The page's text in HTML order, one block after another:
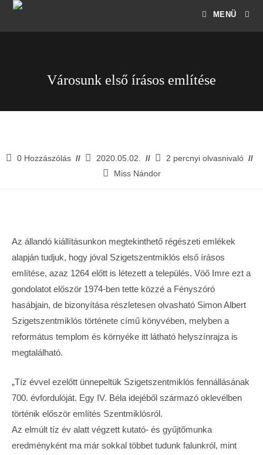
MENÜ
Városunk első írásos említése
0 Hozzászólás 2020.05.02.
2 percnyi olvasnivaló
Miss Nándor
Az állandó kiállításunkon megtekinthető régészeti emlékek
alapján tudjuk, hogy jóval Szigetszentmiklós első írásos
említése, azaz 1264 előtt is létezett a település. Vöő Imre ezt a
gondolatot először 1974-ben tette közzé a Fényszóró
hasábjain, de bizonyítása részletesen olvasható Simon Albert
Szigetszentmiklós története című könyvében, melyben a
református templom és környéke itt látható helyszínrajza is
megtalálható.
„Tíz évvel ezelőtt ünnepeltük Szigetszentmiklós fennállásának
700. évfordulóját. Egy IV. Béla idejéből származó oklevélben
történik először említés Szentmiklósról.
Az elmúlt tíz év alatt végzett kutató- és gyűjtőmunka
eredményként ma már sokkal többet tudunk falunkról, mint